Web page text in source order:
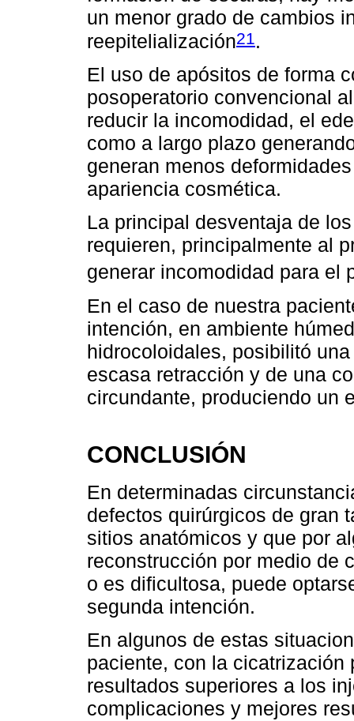
un menor grado de cambios
reepitelialización21.
El uso de apósitos de forma
posoperatorio convencional
reducir la incomodidad, el
como a largo plazo
generan menos
apariencia cosmética.
La principal desventaja de
requieren, principalmente al
generar incomodidad para el
En el caso de nuestra
intención, en ambiente
hidrocoloidales, posibilitó
escasa retracción y de una
circundante, produciendo un
CONCLUSIÓN
En determinadas
defectos quirúrgicos de gran
sitios anatómicos y que por
reconstrucción por medio de
o es dificultosa, puede
segunda intención.
En algunos de estas
paciente, con la cicatrización
resultados superiores a los
complicaciones y mejores